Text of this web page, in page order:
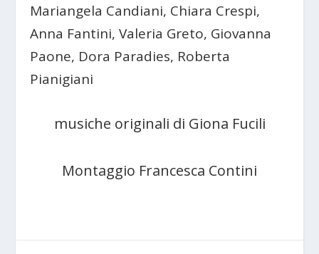
Mariangela Candiani, Chiara Crespi,
Anna Fantini, Valeria Greto, Giovanna
Paone, Dora Paradies, Roberta
Pianigiani
musiche originali di Giona Fucili
Montaggio Francesca Contini